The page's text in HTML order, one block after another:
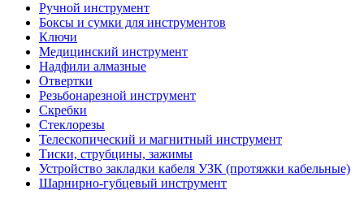
Ручной инструмент
Боксы и сумки для инструментов
Ключи
Медицинский инструмент
Надфили алмазные
Отвертки
Резьбонарезной инструмент
Скребки
Стеклорезы
Телескопический и магнитный инструмент
Тиски, струбцины, зажимы
Устройство закладки кабеля УЗК (протяжки кабельные)
Шарнирно-губцевый инструмент